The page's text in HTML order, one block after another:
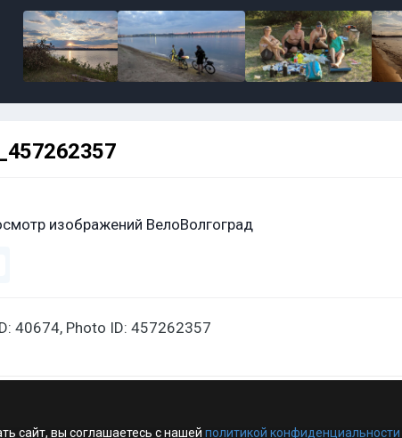
изображений ВелоВолгоград
40674, Photo ID: 457262357
сайт, вы соглашаетесь с нашей политикой конфиденциальности